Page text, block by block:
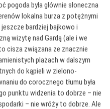
pogoda była głównie słoneczna
lokalna burza z potężnymi
bardziej bajkowo i
wizytę nad Gardą (ale i we
cisza związana ze znacznie
plażach w dalszym
do kąpieli w zielono-
do corocznego tłumu była
punktu widzenia to dobrze – nie
– nie wróży to dobrze. Ale